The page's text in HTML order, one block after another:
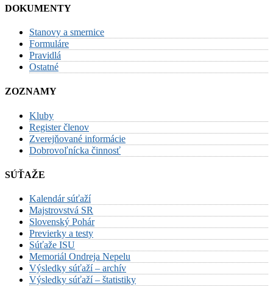
DOKUMENTY
Stanovy a smernice
Formuláre
Pravidlá
Ostatné
ZOZNAMY
Kluby
Register členov
Zverejňované informácie
Dobrovoľnícka činnosť
SÚŤAŽE
Kalendár súťaží
Majstrovstvá SR
Slovenský Pohár
Previerky a testy
Súťaže ISU
Memoriál Ondreja Nepelu
Výsledky súťaží – archív
Výsledky súťaží – štatistiky